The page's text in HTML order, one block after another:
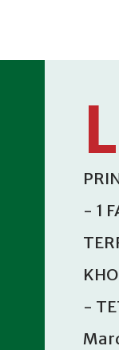
L
- 1
-